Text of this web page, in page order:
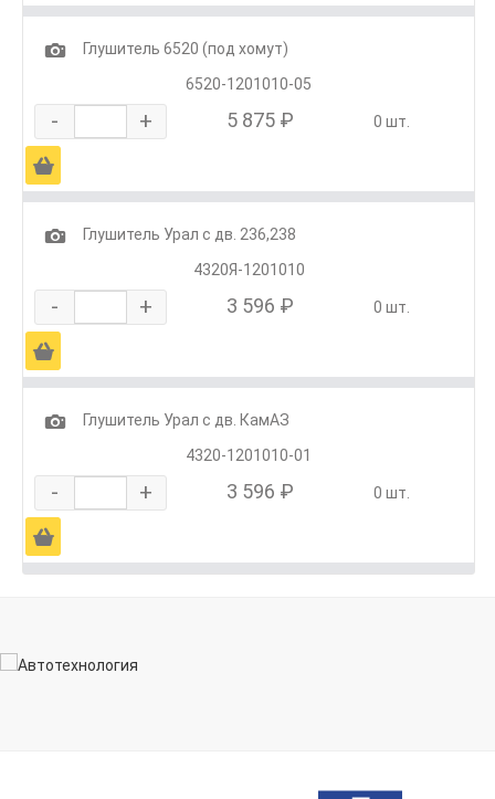
1
Глушитель 6520 (под хомут)
6520-1201010-05
- + 5 875 ₽ 0 шт.
Ä
1
Глушитель Урал с дв. 236,238
4320Я-1201010
- + 3 596 ₽ 0 шт.
Ä
1
Глушитель Урал с дв. КамАЗ
4320-1201010-01
- + 3 596 ₽ 0 шт.
Ä